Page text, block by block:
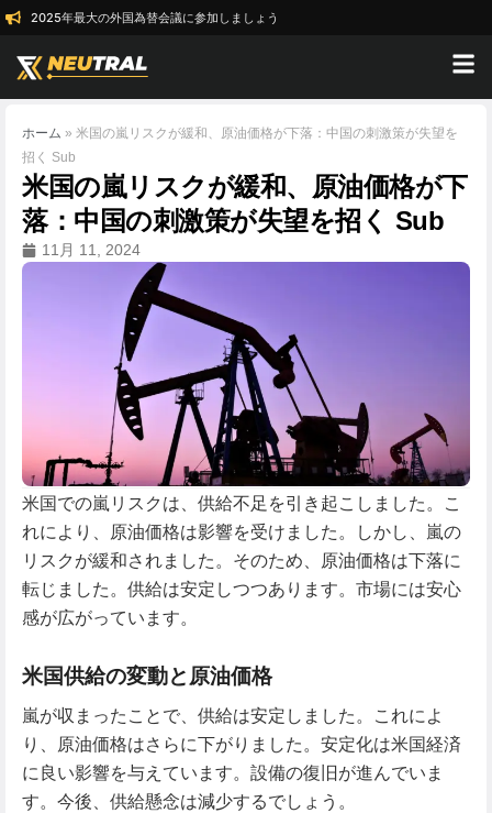
2025年最大の外国為替会議に参加しましょう
ホーム » 米国の嵐リスクが緩和、原油価格が下落：中国の刺激策が失望を
招く Sub
米国の嵐リスクが緩和、原油価格が下
落：中国の刺激策が失望を招く Sub
11月 11, 2024
米国での嵐リスクは、供給不足を引き起こしました。こ
れにより、原油価格は影響を受けました。しかし、嵐の
リスクが緩和されました。そのため、原油価格は下落に
転じました。供給は安定しつつあります。市場には安心
感が広がっています。
米国供給の変動と原油価格
嵐が収まったことで、供給は安定しました。これによ
り、原油価格はさらに下がりました。安定化は米国経済
に良い影響を与えています。設備の復旧が進んでいま
す。今後、供給懸念は減少するでしょう。